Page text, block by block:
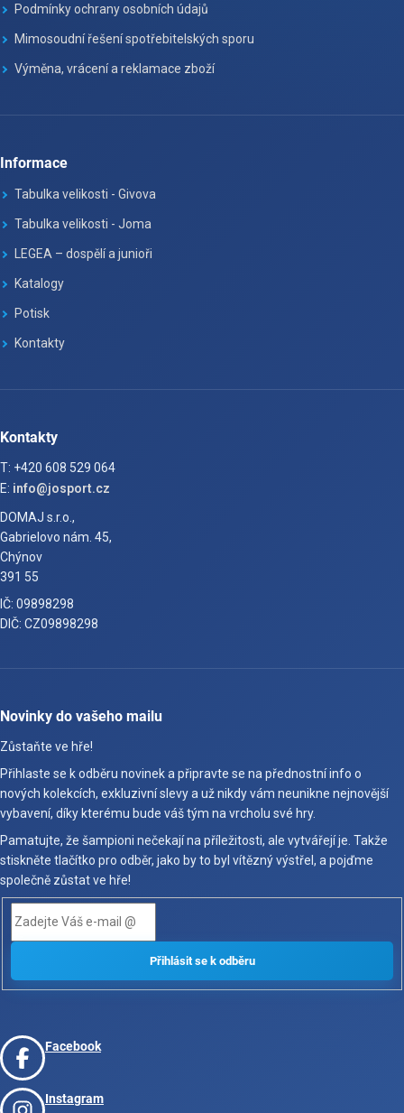
Podmínky ochrany osobních údajů
Mimosoudní řešení spotřebitelských sporu
Výměna, vrácení a reklamace zboží
Informace
Tabulka velikosti - Givova
Tabulka velikosti - Joma
LEGEA – dospělí a junioři
Katalogy
Potisk
Kontakty
Kontakty
T: +420 608 529 064
E: info@josport.cz
DOMAJ s.r.o.,
Gabrielovo nám. 45,
Chýnov
391 55
IČ: 09898298
DIČ: CZ09898298
Novinky do vašeho mailu
Zůstaňte ve hře!
Přihlaste se k odběru novinek a připravte se na přednostní info o
nových kolekcích, exkluzivní slevy a už nikdy vám neunikne nejnovější
vybavení, díky kterému bude váš tým na vrcholu své hry.
Pamatujte, že šampioni nečekají na příležitosti, ale vytvářejí je. Takže
stiskněte tlačítko pro odběr, jako by to byl vítězný výstřel, a pojďme
společně zůstat ve hře!
Facebook
Instagram